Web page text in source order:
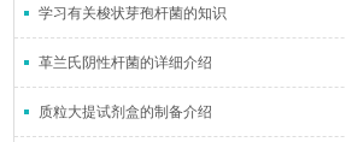
学习有关梭状芽孢杆菌的知识
革兰氏阴性杆菌的详细介绍
质粒大提试剂盒的制备介绍